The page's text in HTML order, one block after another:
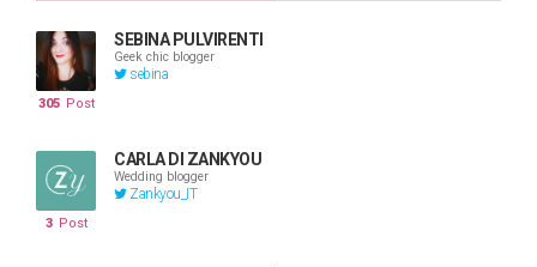
SEBINA PULVIRENTI
Geek chic blogger
sebina
305 Post
CARLA DI ZANKYOU
Wedding blogger
Zankyou_IT
3 Post